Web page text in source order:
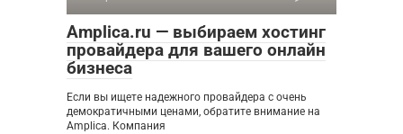
Amplica.ru — выбираем хостинг
провайдера для вашего онлайн
бизнеса
Если вы ищете надежного провайдера с очень
демократичными ценами, обратите внимание на
Amplica. Компания